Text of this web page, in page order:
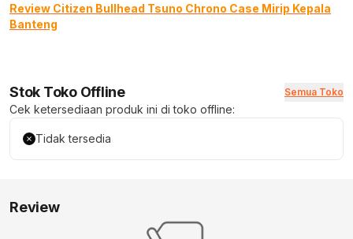
Review Citizen Bullhead Tsuno Chrono Case Mirip Kepala
Banteng
Stok Toko Offline Semua Toko
Cek ketersediaan produk ini di toko offline:
Tidak tersedia
Review